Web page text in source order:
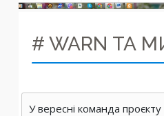
# WARN ТА
У вересні команда проєкту